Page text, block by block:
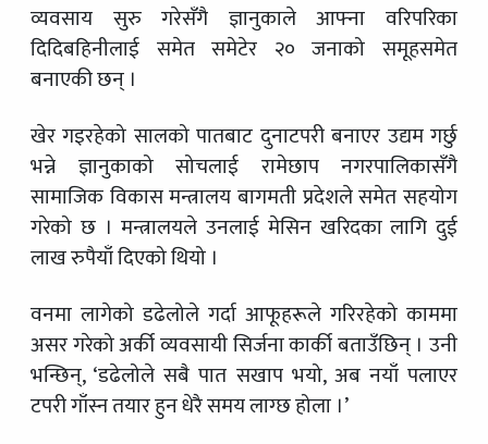
व्यवसाय सुरु गरेसँगै ज्ञानुकाले आफ्ना वरिपरिका
दिदिबहिनीलाई समेत समेटेर २० जनाको समूहसमेत
बनाएकी छन् ।
खेर गइरहेको सालको पातबाट दुनाटपरी बनाएर उद्यम गर्छु
भन्ने ज्ञानुकाको सोचलाई रामेछाप नगरपालिकासँगै
सामाजिक विकास मन्त्रालय बागमती प्रदेशले समेत सहयोग
गरेको छ । मन्त्रालयले उनलाई मेसिन खरिदका लागि दुई
लाख रुपैयाँ दिएको थियो ।
वनमा लागेको डढेलोले गर्दा आफूहरूले गरिरहेको काममा
असर गरेको अर्की व्यवसायी सिर्जना कार्की बताउँछिन् । उनी
भन्छिन्, ‘डढेलोले सबै पात सखाप भयो, अब नयाँ पलाएर
टपरी गाँस्न तयार हुन धेरै समय लाग्छ होला ।’